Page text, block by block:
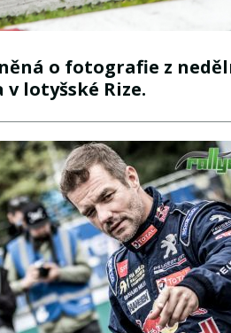
o fotografie z
lotyšské Rize.